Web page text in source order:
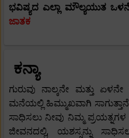
ಭವಿಷ್ಯದ ಎಲ್ಲಾ ಮೌಲ್ಯಯುತ
ಜಾತಕ
ಕನ್ಯಾ
ಗುರುವು ನಾಲ್ಕನೇ ಮತ್ತು
ಮನೆಯಲ್ಲಿ ಹಿಮ್ಮುಖವಾಗಿ
ಸಾಧಿಸಲು ನೀವು ನಿಮ್ಮ
ಜೀವನದಲ್ಲಿ, ಯಶಸ್ಸನ್ನು